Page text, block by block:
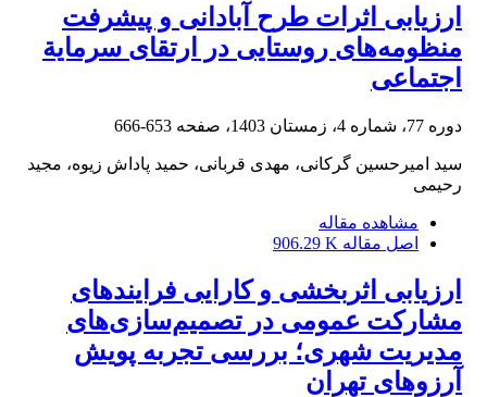
ارزیابی اثرات طرح آبادانی و پیشرفت
منظومه‌های روستایی در ارتقای سرمایة
اجتماعی
دوره 77، شماره 4، زمستان 1403، صفحه 653-666
سید امیرحسین گرکانی، مهدی قربانی، حمید پاداش زیوه، مجید
رحیمی
مشاهده مقاله
اصل مقاله 906.29 K
ارزیابی اثربخشی و کارایی فرایندهای
مشارکت عمومی در تصمیم‌سازی‌های
مدیریت شهری؛ بررسی تجربه پویش
آرزوهای تهران